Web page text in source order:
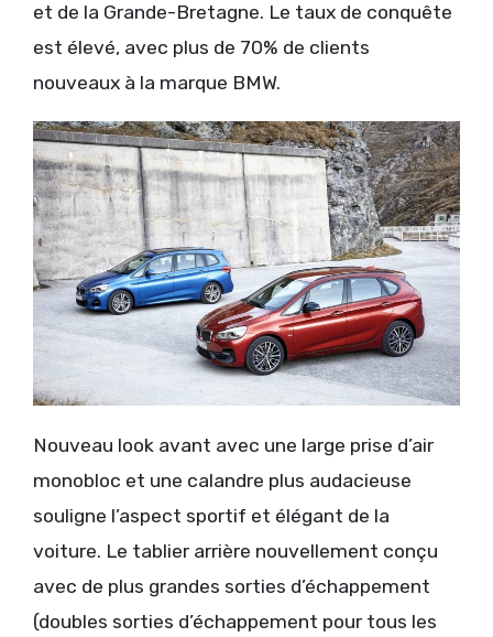
et de la Grande-Bretagne. Le taux de conquête
est élevé, avec plus de 70% de clients
nouveaux à la marque BMW.
Nouveau look avant avec une large prise d’air
monobloc et une calandre plus audacieuse
souligne l’aspect sportif et élégant de la
voiture. Le tablier arrière nouvellement conçu
avec de plus grandes sorties d’échappement
(doubles sorties d’échappement pour tous les